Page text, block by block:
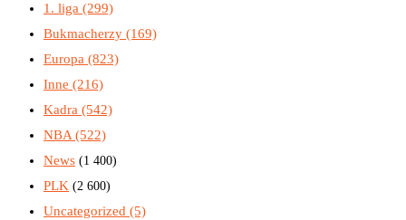
1. liga (299)
Bukmacherzy (169)
Europa (823)
Inne (216)
Kadra (542)
NBA(522)
News (1 400)
PLK (2 600)
Uncategorized (5)